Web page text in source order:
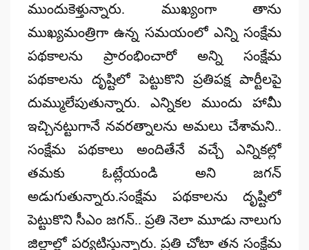
ముందుకెళ్తున్నారు. ముఖ్యంగా తాను
ముఖ్యమంత్రిగా ఉన్న సమయంలో ఎన్ని సంక్షేమ
పథకాలను ప్రారంభించారో అన్ని సంక్షేమ
పథకాలను దృష్టిలో పెట్టుకొని ప్రతిపక్ష పార్టీలపై
దుమ్ములేపుతున్నారు. ఎన్నికల ముందు హామీ
ఇచ్చినట్టుగానే నవరత్నాలను అమలు చేశామని..
సంక్షేమ పథకాలు అందితేనే వచ్చే ఎన్నికల్లో
తమకు ఓట్లేయండి అని జగన్
అడుగుతున్నారు.సంక్షేమ పథకాలను దృష్టిలో
పెట్టుకొని సీఎం జగన్.. ప్రతి నెలా మూడు నాలుగు
జిల్లాల్లో పర్యటిస్తున్నారు. ప్రతి చోటా తన సంక్షేమ